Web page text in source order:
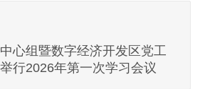
心组暨数字经济开发区党工
行2026年第一次学习会议